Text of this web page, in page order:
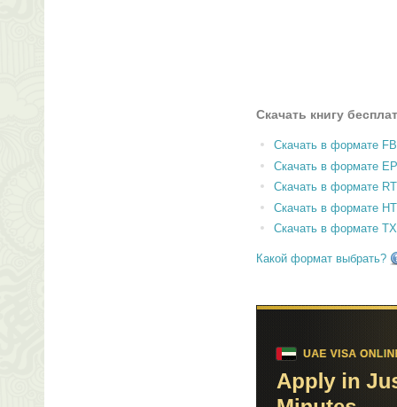
Скачать книгу
Скачать в формате
Скачать в формате
Скачать в формате
Скачать в формате
Скачать в формате
Какой формат выбрать?